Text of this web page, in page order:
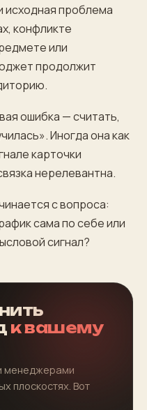
исходная проблема
конфликте
или
продолжит
ошибка — считать,
Иногда она как
карточки
нерелевантна.
с вопроса:
сама по себе или
сигнал?
к вашему
менеджерами
плоскостях. Вот